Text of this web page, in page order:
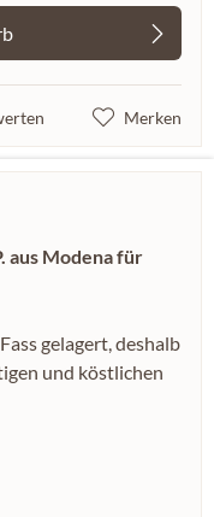
Merken
aus Modena für
gelagert, deshalb
und köstlichen